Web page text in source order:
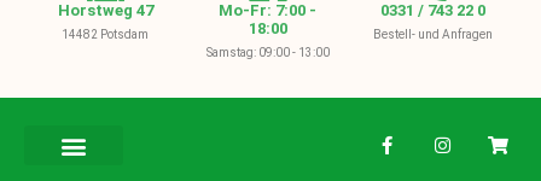
Horstweg 47
14482 Potsdam
Mo-Fr: 7:00 -
18:00
Samstag: 09:00 - 13:00
0331 / 743 22 0
Bestell- und Anfragen